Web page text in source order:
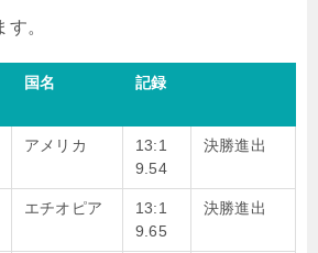
国名 記録
アメリカ
13:1
9.54
決勝進出
エチオピア
13:1
9.65
決勝進出